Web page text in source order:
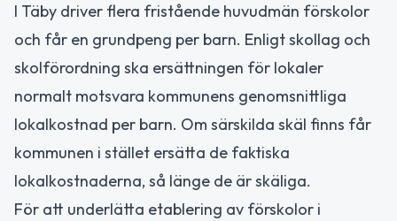
I Täby driver flera fristående huvudmän förskolor
och får en grundpeng per barn. Enligt skollag och
skolförordning ska ersättningen för lokaler
normalt motsvara kommunens genomsnittliga
lokalkostnad per barn. Om särskilda skäl finns får
kommunen i stället ersätta de faktiska
lokalkostnaderna, så länge de är skäliga.
För att underlätta etablering av förskolor i